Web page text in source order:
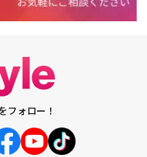
フォロー！